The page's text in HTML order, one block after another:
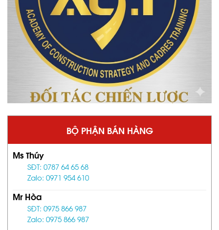
BỘ PHẬN BÁN HÀNG
Ms Thúy
SĐT: 0787 64 65 68
Zalo: 0971 954 610
Mr Hòa
SĐT: 0975 866 987
Zalo: 0975 866 987